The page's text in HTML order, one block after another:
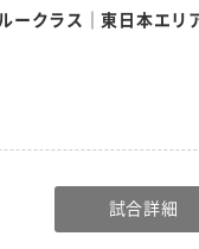
ークラス｜東日本エリ
試合詳細